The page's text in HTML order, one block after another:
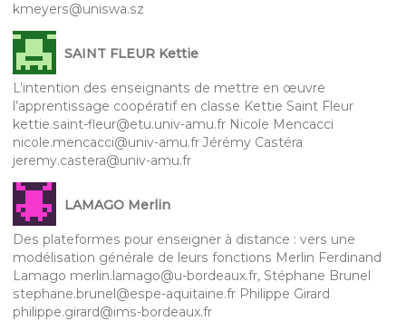
kmeyers@uniswa.sz
SAINT FLEUR Kettie
L’intention des enseignants de mettre en œuvre
l’apprentissage coopératif en classe Kettie Saint Fleur
kettie.saint-fleur@etu.univ-amu.fr Nicole Mencacci
nicole.mencacci@univ-amu.fr Jérémy Castéra
jeremy.castera@univ-amu.fr
LAMAGO Merlin
Des plateformes pour enseigner à distance : vers une
modélisation générale de leurs fonctions Merlin Ferdinand
Lamago merlin.lamago@u-bordeaux.fr, Stéphane Brunel
stephane.brunel@espe-aquitaine.fr Philippe Girard
philippe.girard@ims-bordeaux.fr